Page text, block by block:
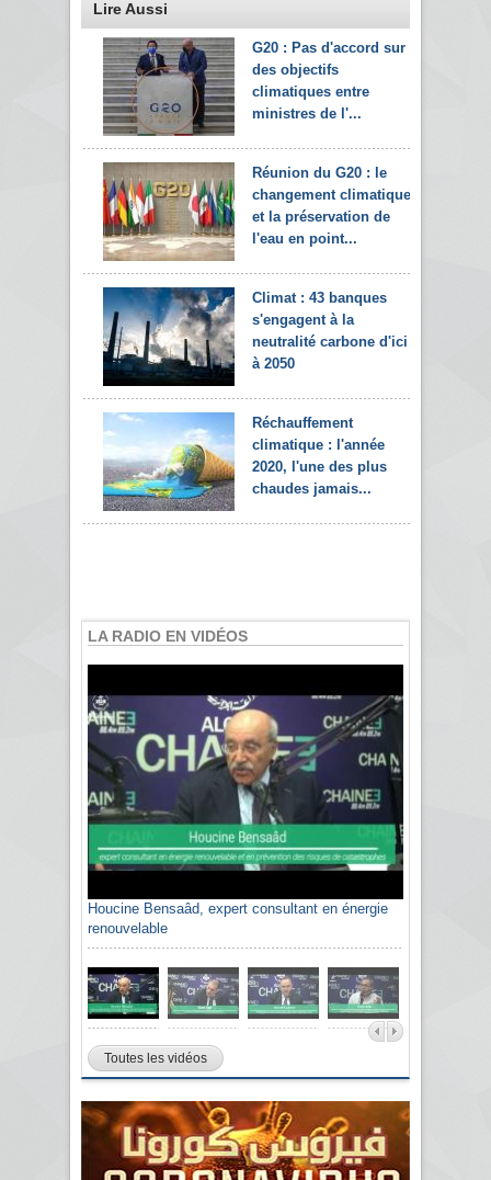
Lire Aussi
G20 : Pas d'accord sur
des objectifs
climatiques entre
ministres de l'...
Réunion du G20 : le
changement climatique
et la préservation de
l'eau en point...
Climat : 43 banques
s'engagent à la
neutralité carbone d'ici
à 2050
Réchauffement
climatique : l'année
2020, l'une des plus
chaudes jamais...
LA RADIO EN VIDÉOS
Houcine Bensaâd, expert consultant en énergie
renouvelable
Toutes les vidéos